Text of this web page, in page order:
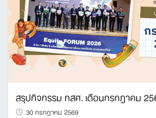
สรุปกิจกรรม กสศ. เดือนกรกฎาคม
30 กรกฎาคม 2569